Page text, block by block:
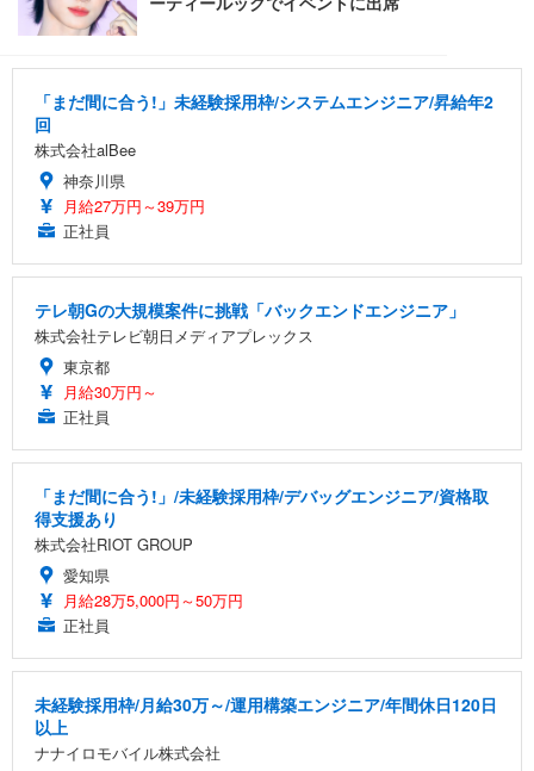
「まだ間に合う!」未経験採用枠/システムエンジニア/昇給年2
回
株式会社alBee
神奈川県
月給27万円～39万円
正社員
テレ朝Gの大規模案件に挑戦「バックエンドエンジニア」
株式会社テレビ朝日メディアプレックス
東京都
月給30万円～
正社員
「まだ間に合う!」/未経験採用枠/デバッグエンジニア/資格取
得支援あり
株式会社RIOT GROUP
愛知県
月給28万5,000円～50万円
正社員
未経験採用枠/月給30万～/運用構築エンジニア/年間休日120日
以上
ナナイロモバイル株式会社